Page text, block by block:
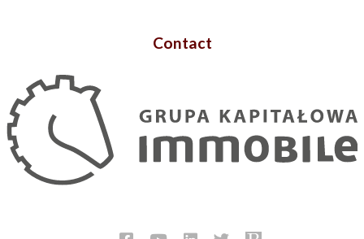
Contact